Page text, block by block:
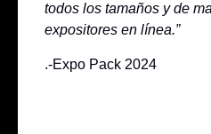
todos los tamaños y de
expositores en línea.”
.-Expo Pack 2024